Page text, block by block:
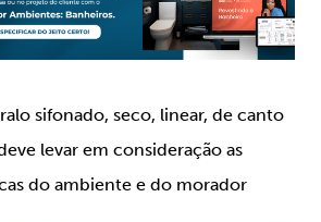
sifonado, seco, linear, de canto
levar em consideração as
do ambiente e do morador